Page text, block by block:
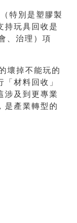
特別是塑膠製
持玩具回收是
、治理）項
壞掉不能玩的
材料回收」
涉及到更專業
是產業轉型的